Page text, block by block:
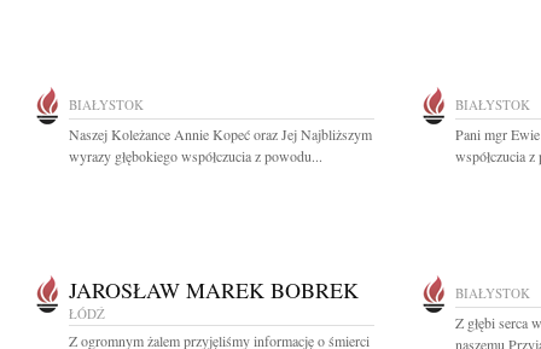
BIAŁYSTOK
Naszej Koleżance Annie Kopeć oraz Jej Najbliższym
wyrazy głębokiego współczucia z powodu...
BIAŁYSTOK
Pani mgr
współczucia
JAROSŁAW MAREK BOBREK
ŁÓDŹ
Z ogromnym żalem przyjęliśmy informację o śmierci
BIAŁYSTOK
Z głębi serca
naszemu